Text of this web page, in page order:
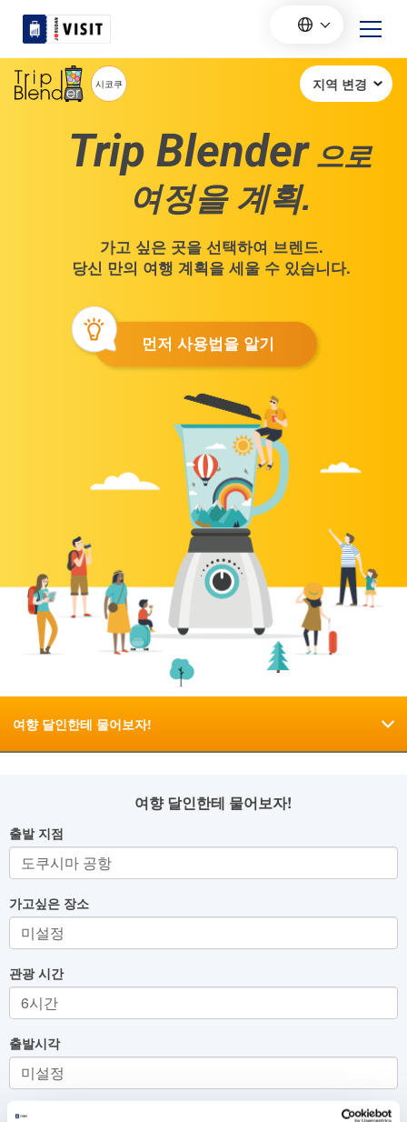
Trip Blender 으로
여정을 계획.
가고 싶은 곳을 선택하여 브렌드.
당신 만의 여행 계획을 세울 수 있습니다.
먼저 사용법을 알기
여향 달인한테 물어보자!
여향 달인한테 물어보자!
출발 지점
가고싶은 장소
관광 시간
출발시각
요일